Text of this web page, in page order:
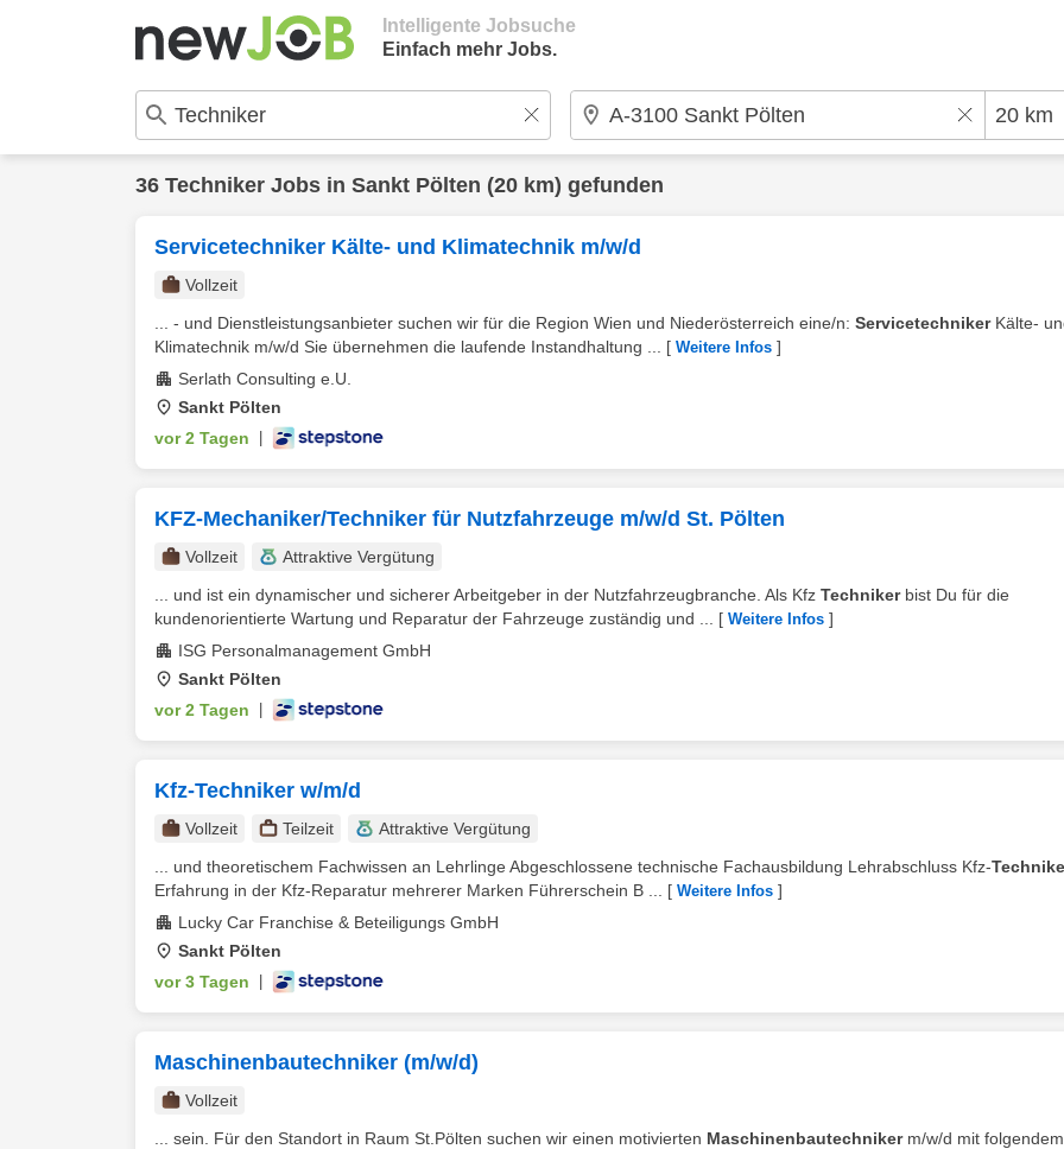
Intelligente Jobsuche
Einfach mehr Jobs.
36 Techniker Jobs in Sankt Pölten (20 km) gefunden
Servicetechniker Kälte- und Klimatechnik m/w/d
Vollzeit
... - und Dienstleistungsanbieter suchen wir für die Region Wien und Niederösterreich eine/n: ServicetechnikerKälte-
Klimatechnik m/w/d Sie übernehmen die laufende Instandhaltung ...
[ Weitere Infos ]
Serlath Consulting e.U.
Sankt Pölten
vor 2 Tagen
KFZ-Mechaniker/Techniker für Nutzfahrzeuge m/w/d St. Pölten
Vollzeit
Attraktive Vergütung
... und ist ein dynamischer und sicherer Arbeitgeber in der Nutzfahrzeugbranche. Als Kfz Technikerbist Du für die
kundenorientierte Wartung und Reparatur der Fahrzeuge zuständig und ...
[ Weitere Infos ]
ISG Personalmanagement GmbH
Sankt Pölten
vor 2 Tagen
Kfz-Techniker w/m/d
Vollzeit Teilzeit
Attraktive Vergütung
... und theoretischem Fachwissen an Lehrlinge Abgeschlossene technische Fachausbildung Lehrabschluss Kfz-
Erfahrung in der Kfz-Reparatur mehrerer Marken Führerschein B ...
[ Weitere Infos ]
Lucky Car Franchise & Beteiligungs GmbH
Sankt Pölten
vor 3 Tagen
Maschinenbautechniker (m/w/d)
Vollzeit
... sein. Für den Standort in Raum St.Pölten suchen wir einen motivierten Maschinenbautechnikerm/w/d mit folgendem